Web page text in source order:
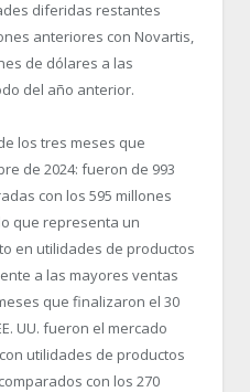
diferidas restantes
anteriores con Novartis,
de dólares a las
del año anterior.
los tres meses que
de 2024: fueron de 993
con los 595 millones
que representa un
en utilidades de productos
a las mayores ventas
que finalizaron el 30
UU. fueron el mercado
utilidades de productos
con los 270